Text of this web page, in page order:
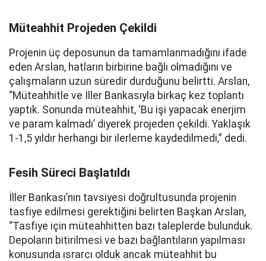
Müteahhit Projeden Çekildi
Projenin üç deposunun da tamamlanmadığını ifade
eden Arslan, hatların birbirine bağlı olmadığını ve
çalışmaların uzun süredir durduğunu belirtti. Arslan,
“Müteahhitle ve İller Bankasıyla birkaç kez toplantı
yaptık. Sonunda müteahhit, ‘Bu işi yapacak enerjim
ve param kalmadı’ diyerek projeden çekildi. Yaklaşık
1-1,5 yıldır herhangi bir ilerleme kaydedilmedi,” dedi.
Fesih Süreci Başlatıldı
İller Bankası’nın tavsiyesi doğrultusunda projenin
tasfiye edilmesi gerektiğini belirten Başkan Arslan,
“Tasfiye için müteahhitten bazı taleplerde bulunduk.
Depoların bitirilmesi ve bazı bağlantıların yapılması
konusunda ısrarcı olduk ancak müteahhit bu